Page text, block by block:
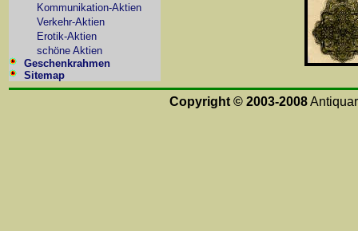
Kommunikation-Aktien
Verkehr-Aktien
Erotik-Aktien
schöne Aktien
Geschenkrahmen
Sitemap
Copyright © 2003-2008